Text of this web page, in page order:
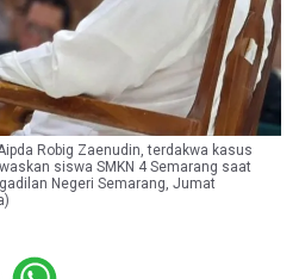
Robig Zaenudin, terdakwa kasus
siswa SMKN 4 Semarang saat
Negeri Semarang, Jumat